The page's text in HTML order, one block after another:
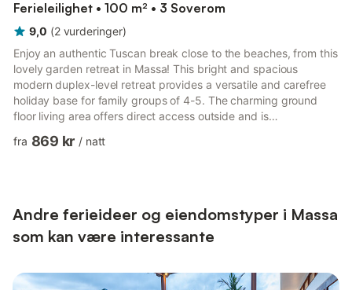
Ferieleilighet • 100 m² • 3 Soverom
9,0 (2 vurderinger)
Enjoy an authentic Tuscan break close to the beaches, from this
lovely garden retreat in Massa! This bright and spacious
modern duplex-level retreat provides a versatile and carefree
holiday base for family groups of 4-5. The charming ground
floor living area offers direct access outside and is
adjoining kitchenette and a round dining table. Upstairs, the
garden...
fra 869 kr / natt
Andre ferieideer og eiendomstyper i Massa
som kan være interessante